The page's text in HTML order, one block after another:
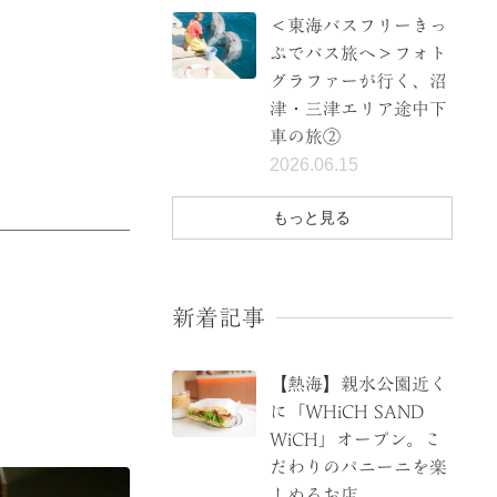
＜東海バスフリーきっ
ぷでバス旅へ＞フォト
グラファーが行く、沼
津・三津エリア途中下
車の旅②
2026.06.15
もっと見る
新着記事
【熱海】親水公園近く
に「WHiCH SAND
WiCH」オープン。こ
だわりのパニーニを楽